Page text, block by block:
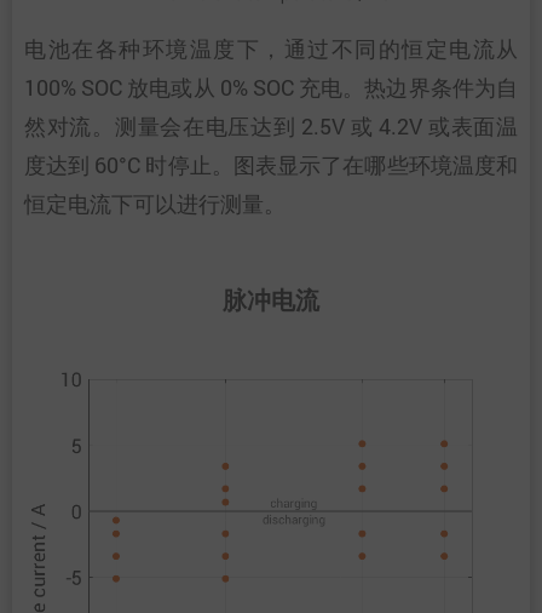
电池在各种环境温度下，通过不同的恒定电流从
100% SOC 放电或从 0% SOC 充电。热边界条件为自
然对流。测量会在电压达到 2.5V 或 4.2V 或表面温
度达到 60°C 时停止。图表显示了在哪些环境温度和
恒定电流下可以进行测量。
脉冲电流